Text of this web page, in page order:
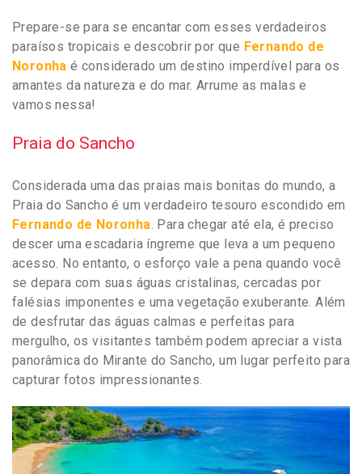
Prepare-se para se encantar com esses verdadeiros
paraísos tropicais e descobrir por que Fernando de
Noronha é considerado um destino imperdível para os
amantes da natureza e do mar. Arrume as malas e
vamos nessa!
Praia do Sancho
Considerada uma das praias mais bonitas do mundo, a
Praia do Sancho é um verdadeiro tesouro escondido em
Fernando de Noronha . Para chegar até ela, é preciso
descer uma escadaria íngreme que leva a um pequeno
acesso. No entanto, o esforço vale a pena quando você
se depara com suas águas cristalinas, cercadas por
falésias imponentes e uma vegetação exuberante. Além
de desfrutar das águas calmas e perfeitas para
mergulho, os visitantes também podem apreciar a vista
panorâmica do Mirante do Sancho, um lugar perfeito para
capturar fotos impressionantes.